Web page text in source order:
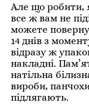
Але що робити,
все ж вам не
можете
14 днів з
відразу ж
накладні.
натільна
вироби,
підлягають.